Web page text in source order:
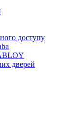
доступу
дверей